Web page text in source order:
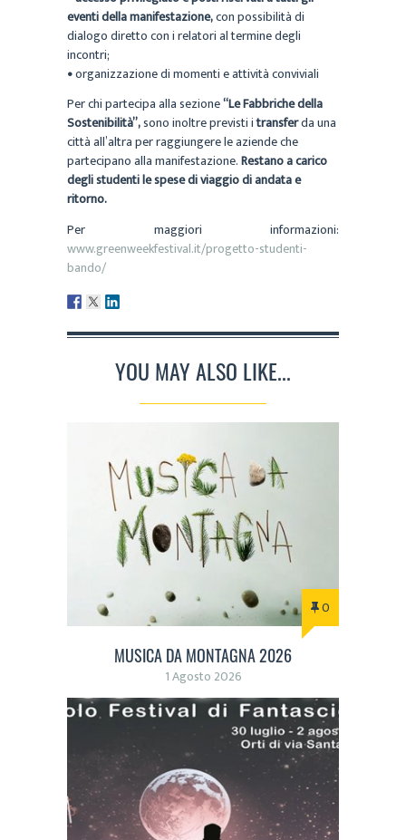
eventi della manifestazione,con possibilità di
dialogo diretto con i relatori al termine degli
incontri;
•organizzazione di momenti e attività conviviali
Per chi partecipa alla sezione“Le Fabbriche della
Sostenibilità”,sono inoltre previsti itransferda una
città all’altra per raggiungere le aziende che
partecipano alla manifestazione.Restano a carico
degli studenti le spese di viaggio di andata e
ritorno.
Per maggiori informazioni:
www.greenweekfestival.it/progetto-studenti-
bando/
YOU MAY ALSO LIKE...
0
MUSICA DA MONTAGNA 2026
1 Agosto 2026